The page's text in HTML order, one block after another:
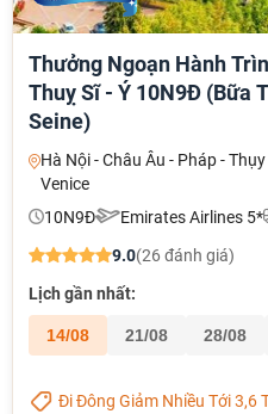
Thưởng Ngoạn Hành
Thuỵ Sĩ - Ý 10N9Đ (Bữa
Seine)
Hà Nội - Châu Âu - Pháp -
Venice
10N9Đ
Emirates Airlines 5*
9.0(26 đánh giá)
Lịch gần nhất:
14/08 21/08 28/08
Đi Đông Giảm Nhiều Tới 3,6
Gửi